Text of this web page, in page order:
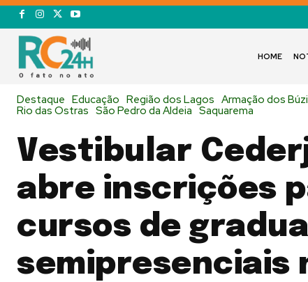
HOME
Destaque Educação Região dos Lagos Armação dos
Rio das Ostras São Pedro da Aldeia Saquarema
Vestibular
abre inscrições
cursos de
semipresenciais